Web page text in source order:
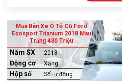
Mua Bán Xe Ô Tô Cũ Ford
Ecosport Titanium 2018 Màu
Trắng 430 Triệu
Năm SX 2018
Động cơ Xăng
Hộp số Số tự động